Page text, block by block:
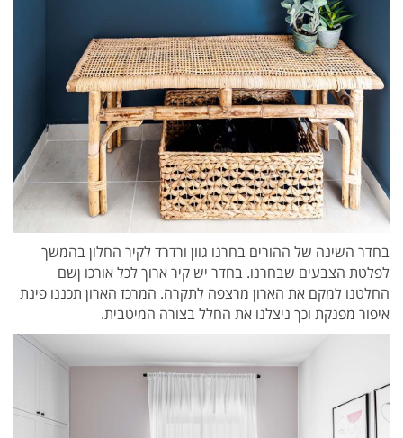
בחדר השינה של ההורים בחרנו גוון ורדרד לקיר החלון בהמשך
לפלטת הצבעים שבחרנו. בחדר יש קיר ארוך לכל אורכו ןשם
החלטנו למקם את הארון מרצפה לתקרה. המרכז הארון תכננו פינת
איפור מפנקת וכך ניצלנו את החלל בצורה המיטבית.